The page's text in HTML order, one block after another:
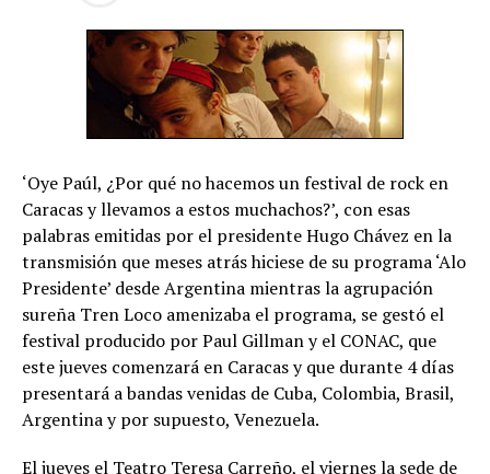
‘Oye Paúl, ¿Por qué no hacemos un festival de rock en
Caracas y llevamos a estos muchachos?’, con esas
palabras emitidas por el presidente Hugo Chávez en la
transmisión que meses atrás hiciese de su programa ‘Alo
Presidente’ desde Argentina mientras la agrupación
sureña Tren Loco amenizaba el programa, se gestó el
festival producido por Paul Gillman y el CONAC, que
este jueves comenzará en Caracas y que durante 4 días
presentará a bandas venidas de Cuba, Colombia, Brasil,
Argentina y por supuesto, Venezuela.
El jueves el Teatro Teresa Carreño, el viernes la sede de